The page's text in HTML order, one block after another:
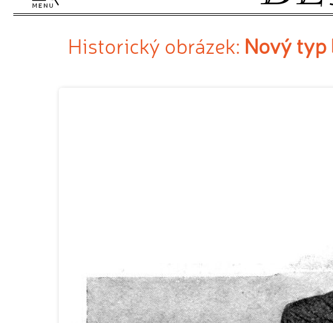
Historický obrázek: Nový